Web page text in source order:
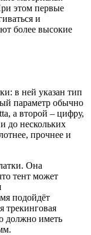
этом первые
и
более высокие
в ней указан тип
параметр обычно
а второй – цифру,
до нескольких
прочнее и
Она
тент может
подойдёт
трекинговая
должно иметь